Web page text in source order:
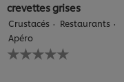
crevettes grises
Crustacés
Restaurants
Apéro
Aucune
évaluation